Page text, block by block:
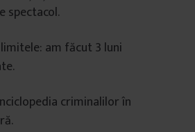
spectacol.
am făcut 3 luni
criminalilor în